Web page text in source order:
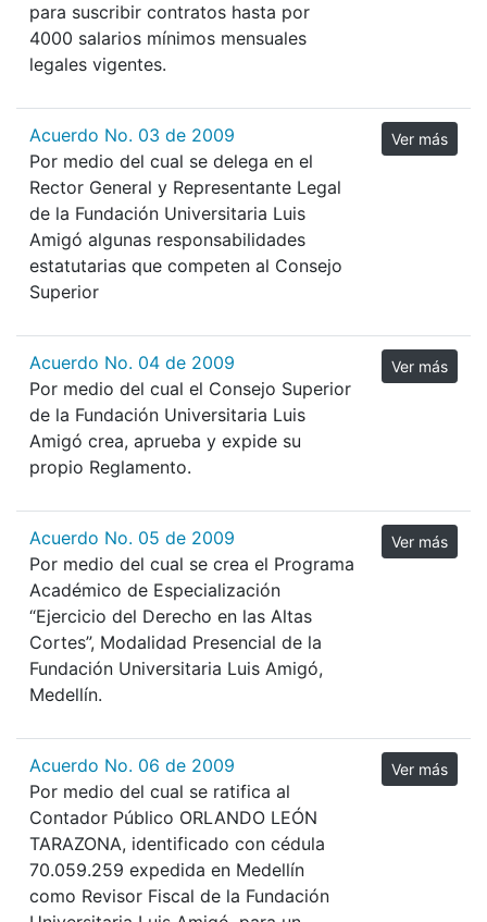
para suscribir contratos hasta por
4000 salarios mínimos mensuales
legales vigentes.
Acuerdo No. 03 de 2009
Por medio del cual se delega en el
Rector General y Representante Legal
de la Fundación Universitaria Luis
Amigó algunas responsabilidades
estatutarias que competen al Consejo
Superior
Ver más
Acuerdo No. 04 de 2009
Por medio del cual el Consejo Superior
de la Fundación Universitaria Luis
Amigó crea, aprueba y expide su
propio Reglamento.
Ver más
Acuerdo No. 05 de 2009
Por medio del cual se crea el Programa
Académico de Especialización
“Ejercicio del Derecho en las Altas
Cortes”, Modalidad Presencial de la
Fundación Universitaria Luis Amigó,
Medellín.
Ver más
Acuerdo No. 06 de 2009
Por medio del cual se ratifica al
Contador Público ORLANDO LEÓN
TARAZONA, identificado con cédula
70.059.259 expedida en Medellín
como Revisor Fiscal de la Fundación
Ver más